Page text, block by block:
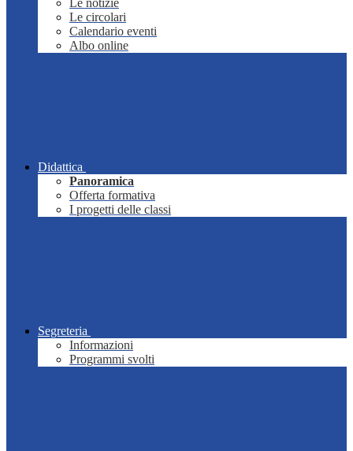
Le notizie
Le circolari
Calendario eventi
Albo online
Didattica
Panoramica
Offerta formativa
I progetti delle classi
Segreteria
Informazioni
Programmi svolti